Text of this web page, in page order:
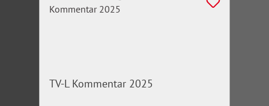
TV-L Kommentar 2025